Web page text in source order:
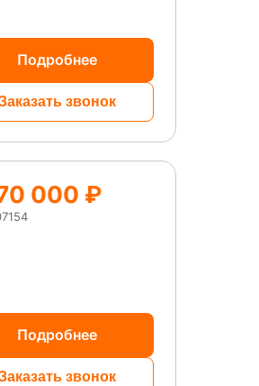
Подробнее
звонок
000 ₽
Подробнее
звонок